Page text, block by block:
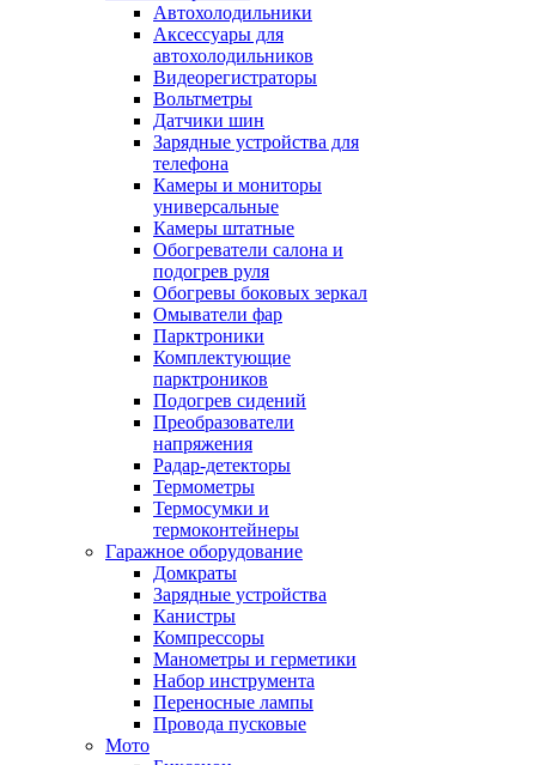
Автохолодильники
Аксессуары для
автохолодильников
Видеорегистраторы
Вольтметры
Датчики шин
Зарядные устройства для
телефона
Камеры и мониторы
универсальные
Камеры штатные
Обогреватели салона и
подогрев руля
Обогревы боковых зеркал
Омыватели фар
Парктроники
Комплектующие
парктроников
Подогрев сидений
Преобразователи
напряжения
Радар-детекторы
Термометры
Термосумки и
термоконтейнеры
Гаражное оборудование
Домкраты
Зарядные устройства
Канистры
Компрессоры
Манометры и герметики
Набор инструмента
Переносные лампы
Провода пусковые
Мото